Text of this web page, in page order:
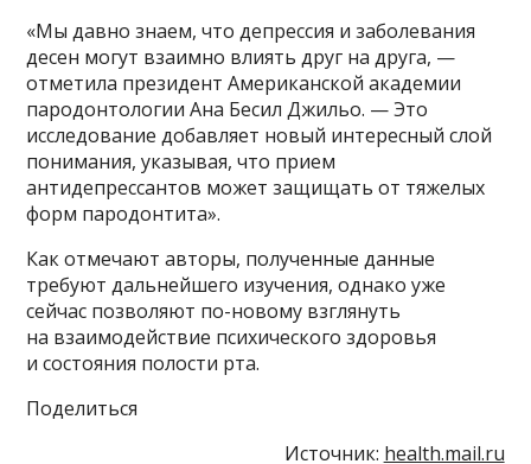
«Мы давно знаем, что депрессия и заболевания
десен могут взаимно влиять друг на друга, —
отметила президент Американской академии
пародонтологии Ана Бесил Джильо. — Это
исследование добавляет новый интересный слой
понимания, указывая, что прием
антидепрессантов может защищать от тяжелых
форм пародонтита».
Как отмечают авторы, полученные данные
требуют дальнейшего изучения, однако уже
сейчас позволяют по-новому взглянуть
на взаимодействие психического здоровья
и состояния полости рта.
Поделиться
Источник: health.mail.ru